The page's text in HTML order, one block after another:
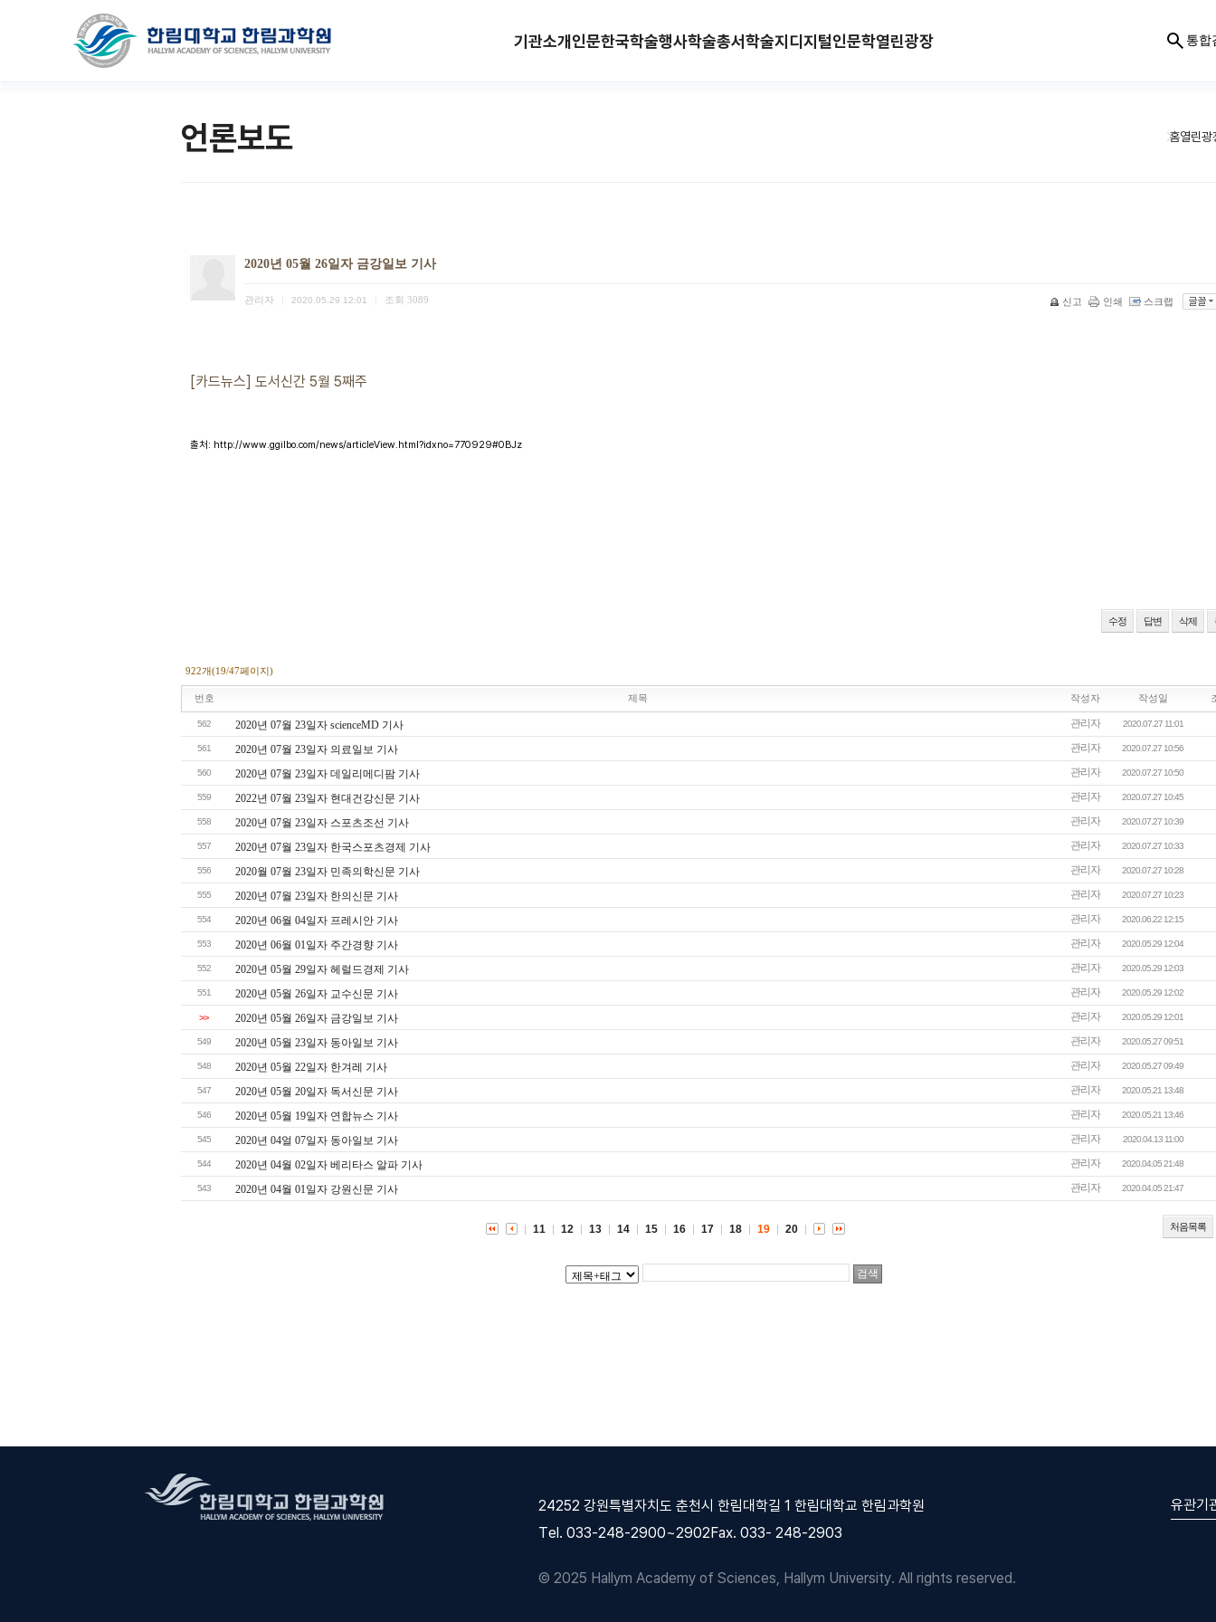
기관소개인문한국학술행사학술총서학술지디지털인문학열린광장 통합
언론보도 홈열린광
2020년 05월 26일자 금강일보 기사
관리자 2020.05.29 12:01 조회 3089 신고 인쇄 스크랩
[카드뉴스] 도서신간 5월 5째주
출처: http://www.ggilbo.com/news/articleView.html?idxno=770929#0BJz
수정 답변 삭제
922개(19/47페이지)
번호 제목 작성자 작성일
562 2020년 07월 23일자 scienceMD 기사 관리자 2020.07.27 11:01
561 2020년 07월 23일자 의료일보 기사 관리자 2020.07.27 10:56
560 2020년 07월 23일자 데일리메디팜 기사 관리자 2020.07.27 10:50
559 2022년 07월 23일자 현대건강신문 기사 관리자 2020.07.27 10:45
558 2020년 07월 23일자 스포츠조선 기사 관리자 2020.07.27 10:39
557 2020년 07월 23일자 한국스포츠경제 기사 관리자 2020.07.27 10:33
556 2020월 07월 23일자 민족의학신문 기사 관리자 2020.07.27 10:28
555 2020년 07월 23일자 한의신문 기사 관리자 2020.07.27 10:23
554 2020년 06월 04일자 프레시안 기사 관리자 2020.06.22 12:15
553 2020년 06월 01일자 주간경향 기사 관리자 2020.05.29 12:04
552 2020년 05월 29일자 헤럴드경제 기사 관리자 2020.05.29 12:03
551 2020년 05월 26일자 교수신문 기사 관리자 2020.05.29 12:02
>> 2020년 05월 26일자 금강일보 기사 관리자 2020.05.29 12:01
549 2020년 05월 23일자 동아일보 기사 관리자 2020.05.27 09:51
548 2020년 05월 22일자 한겨레 기사 관리자 2020.05.27 09:49
547 2020년 05월 20일자 독서신문 기사 관리자 2020.05.21 13:48
546 2020년 05월 19일자 연합뉴스 기사 관리자 2020.05.21 13:46
545 2020년 04얼 07일자 동아일보 기사 관리자 2020.04.13 11:00
544 2020년 04월 02일자 베리타스 알파 기사 관리자 2020.04.05 21:48
543 2020년 04월 01일자 강원신문 기사 관리자 2020.04.05 21:47
처음목록
11 12 13 14 15 16 17 18 19 20
24252 강원특별자치도 춘천시 한림대학길 1 한림대학교 한림과학원
Tel. 033-248-2900~2902Fax. 033- 248-2903
© 2025 Hallym Academy of Sciences, Hallym University. All rights reserved.
유관기